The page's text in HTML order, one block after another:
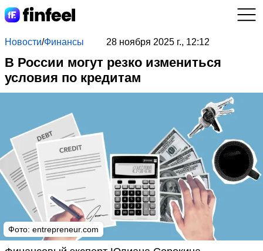
Новости/Финансы 28 ноября 2025 г., 12:12
В России могут резко измениться
условия по кредитам
Фото: entrepreneur.com